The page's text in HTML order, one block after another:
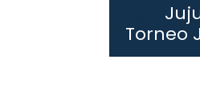
Torneo